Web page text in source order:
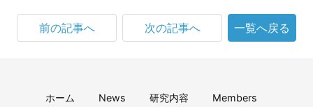
前の記事へ 次の記事へ 一覧へ戻る
ホーム News 研究内容
Members